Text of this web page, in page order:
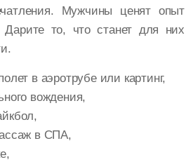
Мужчины ценят опыт
то, что станет для них
в аэротрубе или картинг,
вождения,
в СПА,